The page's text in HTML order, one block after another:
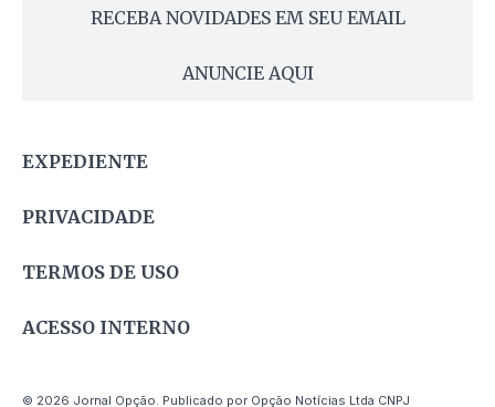
RECEBA NOVIDADES EM SEU EMAIL
ANUNCIE AQUI
EXPEDIENTE
PRIVACIDADE
TERMOS DE USO
ACESSO INTERNO
© 2026 Jornal Opção. Publicado por Opção Notícias Ltda CNPJ